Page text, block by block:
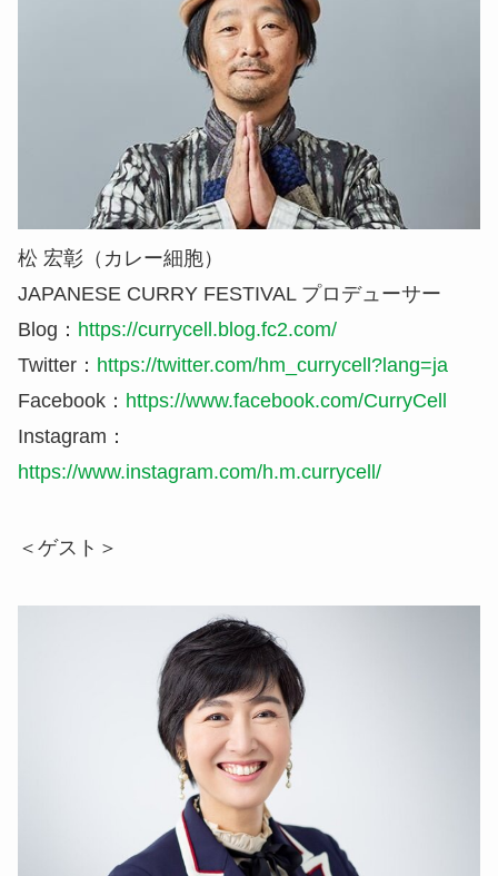
松 宏彰（カレー細胞）
JAPANESE CURRY FESTIVAL プロデューサー
Blog： https://currycell.blog.fc2.com/
Twitter： https://twitter.com/hm_currycell?lang=ja
Facebook： https://www.facebook.com/CurryCell
Instagram：
https://www.instagram.com/h.m.currycell/
＜ゲスト＞